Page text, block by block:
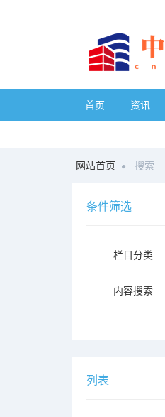
首页 资讯
网站首页 搜索
条件筛选
栏目分类
内容搜索
列表